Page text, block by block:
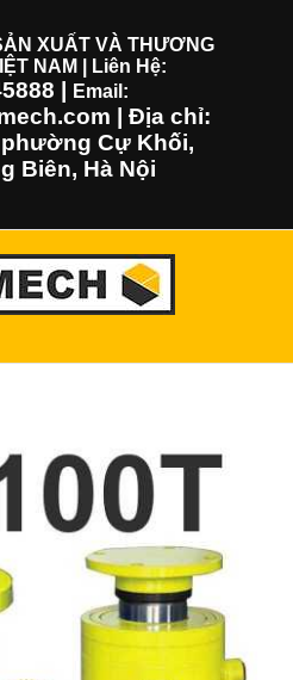
XUẤT VÀ THƯƠNG
NAM | Liên Hệ:
Email:
| Địa chỉ:
phường Cự Khối,
Biên, Hà Nội